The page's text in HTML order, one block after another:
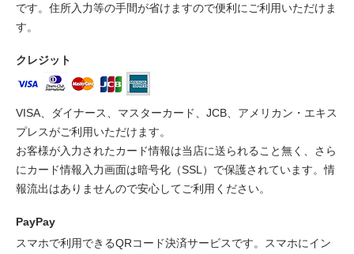
です。住所入力等の手間が省けますので便利にご利用いただけま
す。
クレジット
VISA、ダイナース、マスターカード、JCB、アメリカン・エキス
プレスがご利用いただけます。
お客様が入力されたカード情報は当店に送られること無く、さら
にカード情報入力画面は暗号化（SSL）で保護されています。情
報流出はありませんので安心してご利用ください。
PayPay
スマホで利用できるQRコード決済サービスです。スマホにイン